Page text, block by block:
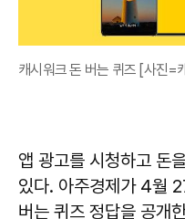
캐시워크 돈 버는 퀴즈 [사진=
앱 광고를 시청하고 돈
있다. 아주경제가 4월
버는 퀴즈 정답을 공개